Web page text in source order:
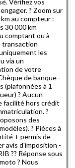
Vérifiez vos
? Zoom sur
au compteur :
30 000 km
comptant ou à
transaction
les
via un
de votre
de banque -
(plafonnées à 1
? Aucun
facilité hors crédit
?
des
? Pièces à
+ permis de
avis d'imposition -
?? Réponse sous
? Nous